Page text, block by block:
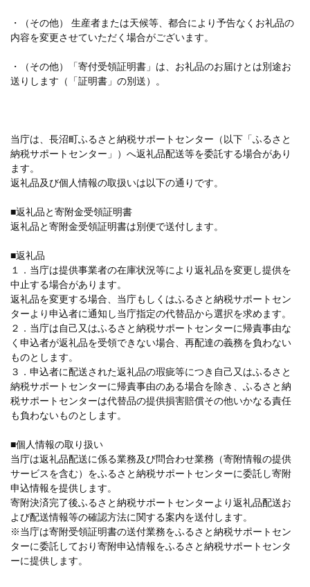
・（その他） 生産者または天候等、都合により予告なくお礼品の
内容を変更させていただく場合がございます。
・（その他）「寄付受領証明書」は、お礼品のお届けとは別途お
送りします（「証明書」の別送）。
当庁は、長沼町ふるさと納税サポートセンター（以下「ふるさと
納税サポートセンター」）へ返礼品配送等を委託する場合があり
ます。
返礼品及び個人情報の取扱いは以下の通りです。
■返礼品と寄附金受領証明書
返礼品と寄附金受領証明書は別便で送付します。
■返礼品
１．当庁は提供事業者の在庫状況等により返礼品を変更し提供を
中止する場合があります。
返礼品を変更する場合、当庁もしくはふるさと納税サポートセン
ターより申込者に通知し当庁指定の代替品から選択を求めます。
２．当庁は自己又はふるさと納税サポートセンターに帰責事由な
く申込者が返礼品を受領できない場合、再配達の義務を負わない
ものとします。
３．申込者に配送された返礼品の瑕疵等につき自己又はふるさと
納税サポートセンターに帰責事由のある場合を除き、ふるさと納
税サポートセンターは代替品の提供損害賠償その他いかなる責任
も負わないものとします。
■個人情報の取り扱い
当庁は返礼品配送に係る業務及び問合わせ業務（寄附情報の提供
サービスを含む）をふるさと納税サポートセンターに委託し寄附
申込情報を提供します。
寄附決済完了後ふるさと納税サポートセンターより返礼品配送お
よび配送情報等の確認方法に関する案内を送付します。
※当庁は寄附受領証明書の送付業務をふるさと納税サポートセン
ターに委託しており寄附申込情報をふるさと納税サポートセンタ
ーに提供します。